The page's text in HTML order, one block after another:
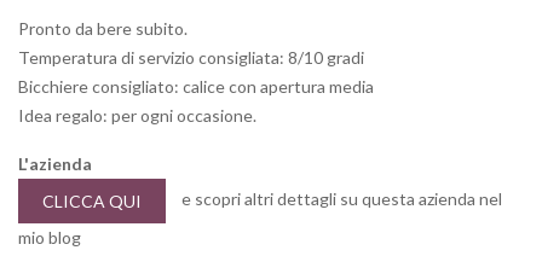
Pronto da bere subito.
Temperatura di servizio consigliata: 8/10 gradi
Bicchiere consigliato: calice con apertura media
Idea regalo: per ogni occasione.
L'azienda
CLICCA QUI
e scopri altri dettagli su questa azienda nel
mio blog